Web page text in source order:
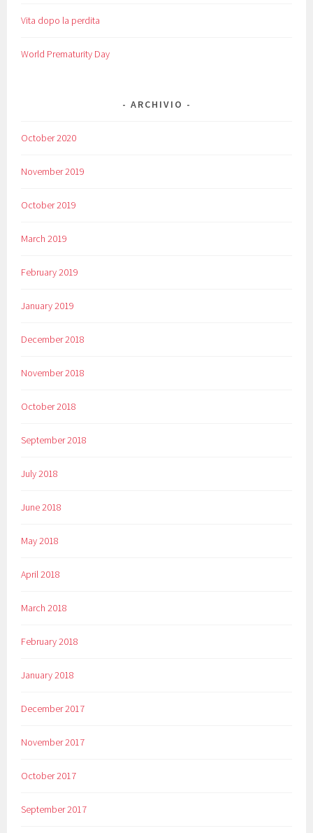
Vita dopo la perdita
World Prematurity Day
ARCHIVIO
October 2020
November 2019
October 2019
March 2019
February 2019
January 2019
December 2018
November 2018
October 2018
September 2018
July 2018
June 2018
May 2018
April 2018
March 2018
February 2018
January 2018
December 2017
November 2017
October 2017
September 2017